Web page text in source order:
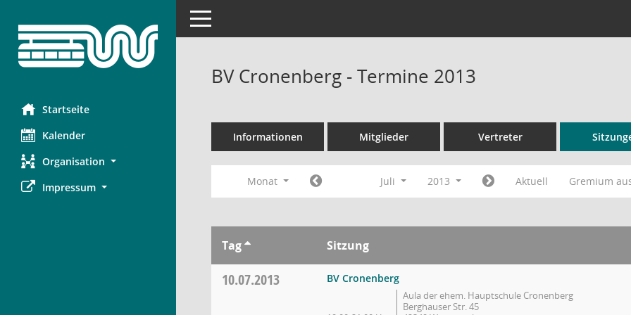
Startseite
Kalender
Organisation
Impressum
Toggle navigation
BV Cronenberg - Termine 2013
Informationen Mitglieder Vertreter
Monat Juli 2013 Aktuell Gremium
Tag Sitzung
10.07.2013 BV Cronenberg
Aula der ehem. Hauptschule Cronenberg
Berghauser Str. 45